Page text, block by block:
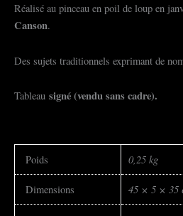
Réalisé au pinceau en poil de loup en
Canson.
Des sujets traditionnels exprimant de
Tableau signé (vendu sans cadre).
Poids 0,25 kg
Dimensions 45 × 5 × 35